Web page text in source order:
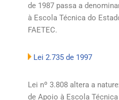
de 1987 passa a
à Escola Técnica do
FAETEC.
Lei 2.735 de 1997
Lei nº 3.808 altera a
de Apoio à Escola